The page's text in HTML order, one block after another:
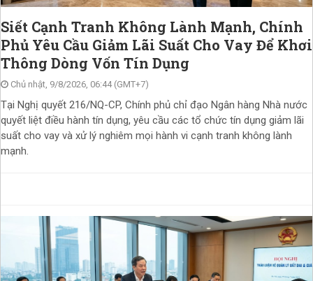
Siết Cạnh Tranh Không Lành Mạnh, Chính
Phủ Yêu Cầu Giảm Lãi Suất Cho Vay Để Khơi
Thông Dòng Vốn Tín Dụng
Chủ nhật, 9/8/2026, 06:44 (GMT+7)
Tại Nghị quyết 216/NQ-CP, Chính phủ chỉ đạo Ngân hàng Nhà nước
quyết liệt điều hành tín dụng, yêu cầu các tổ chức tín dụng giảm lãi
suất cho vay và xử lý nghiêm mọi hành vi cạnh tranh không lành
mạnh.